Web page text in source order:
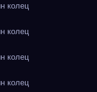
колец
колец
колец
колец